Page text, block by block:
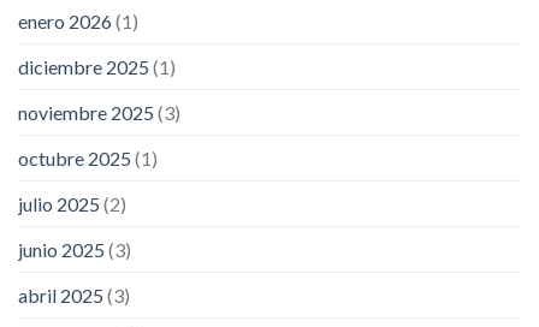
enero 2026(1)
diciembre 2025 (1)
noviembre 2025 (3)
octubre 2025 (1)
julio 2025 (2)
junio 2025 (3)
abril 2025 (3)